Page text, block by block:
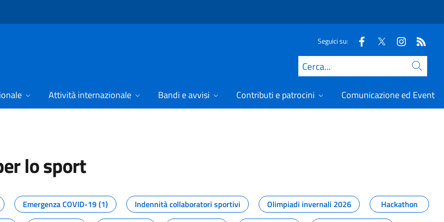
Seguici su:
Cerca
Attività internazionale Bandi e avvisi Contributi e patrocini Comunicazione ed Eventi
lo sport
dal Dipartimento per lo sport
Emergenza COVID-19 (1) Indennità collaboratori sportivi Olimpiadi invernali 2026
Hackathon